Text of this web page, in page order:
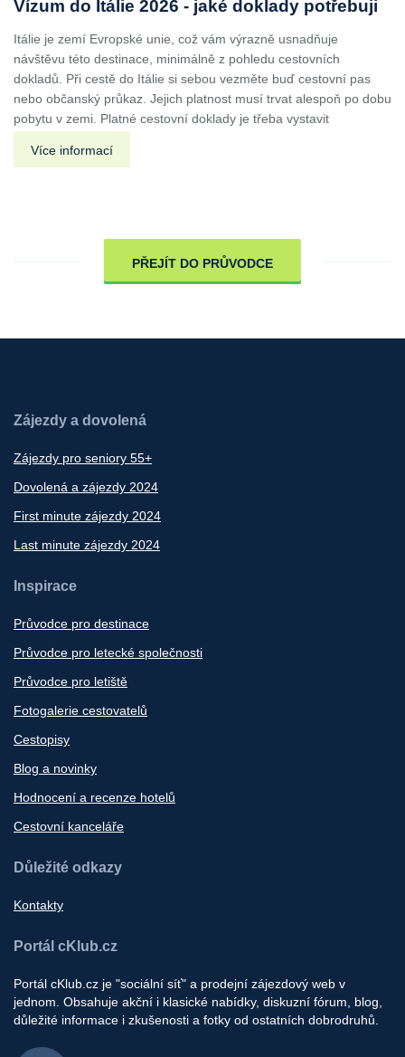
Vízum do Itálie 2026 - jaké doklady potřebuji
Itálie je zemí Evropské unie, což vám výrazně usnadňuje
návštěvu této destinace, minimálně z pohledu cestovních
dokladů. Při cestě do Itálie si sebou vezměte buď cestovní pas
nebo občanský průkaz. Jejich platnost musí trvat alespoň po dobu
pobytu v zemi. Platné cestovní doklady je třeba vystavit
Více informací
PŘEJÍT DO PRŮVODCE
Zájezdy a dovolená
Zájezdy pro seniory 55+
Dovolená a zájezdy 2024
First minute zájezdy 2024
Last minute zájezdy 2024
Inspirace
Průvodce pro destinace
Průvodce pro letecké společnosti
Průvodce pro letiště
Fotogalerie cestovatelů
Cestopisy
Blog a novinky
Hodnocení a recenze hotelů
Cestovní kanceláře
Důležité odkazy
Kontakty
Portál cKlub.cz
Portál cKlub.cz je "sociální síť" a prodejní zájezdový web v
jednom. Obsahuje akční i klasické nabídky, diskuzní fórum, blog,
důležité informace i zkušenosti a fotky od ostatních dobrodruhů.